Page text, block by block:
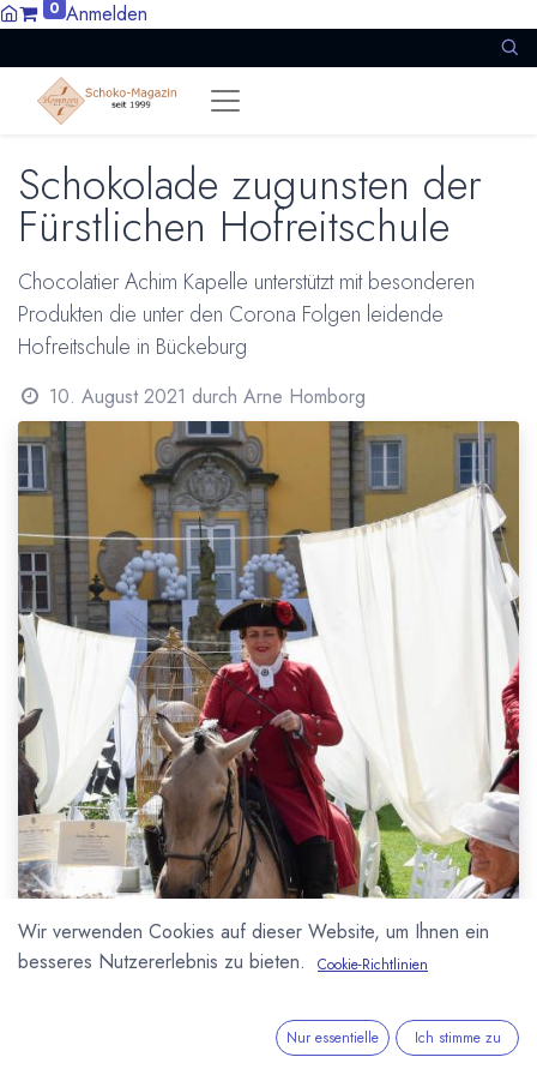
0 Anmelden
Schokolade zugunsten der
Fürstlichen Hofreitschule
Chocolatier Achim Kapelle unterstützt mit besonderen
Produkten die unter den Corona Folgen leidende
Hofreitschule in Bückeburg
10. August 2021 durch Arne Homborg
Wir verwenden Cookies auf dieser Website, um Ihnen ein
besseres Nutzererlebnis zu bieten.
Cookie-Richtlinien
Nur essentielle Ich stimme zu